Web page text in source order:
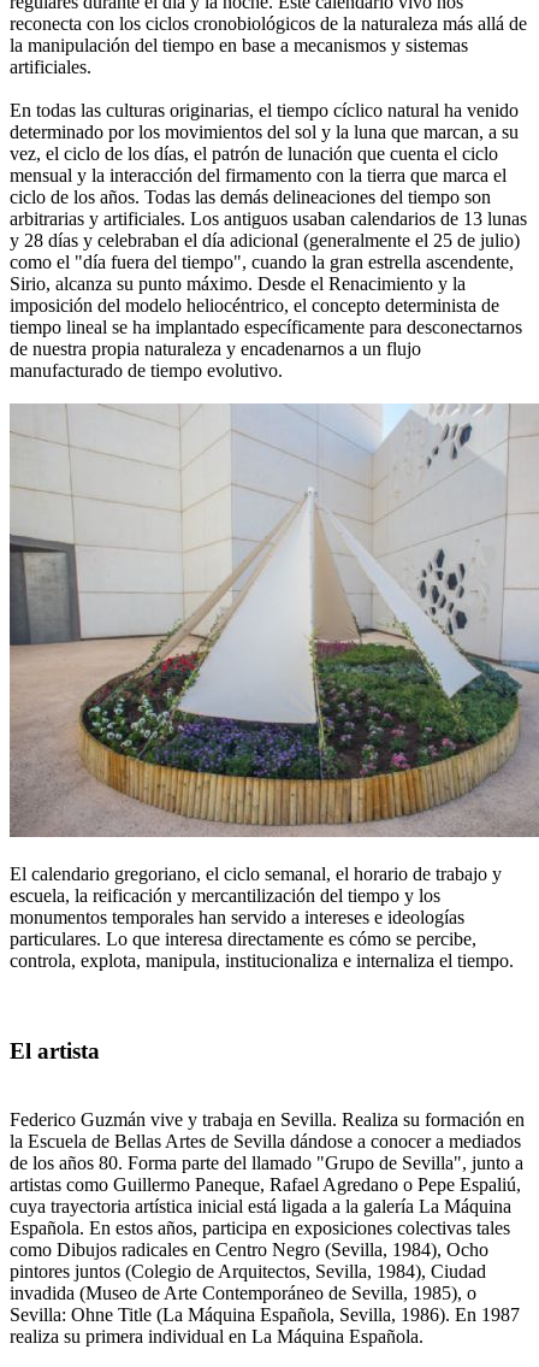
reconecta con los ciclos cronobiológicos de la naturaleza más allá de
la manipulación del tiempo en base a mecanismos y sistemas
artificiales.
En todas las culturas originarias, el tiempo cíclico natural ha venido
determinado por los movimientos del sol y la luna que marcan, a su
vez, el ciclo de los días, el patrón de lunación que cuenta el ciclo
mensual y la interacción del firmamento con la tierra que marca el
ciclo de los años. Todas las demás delineaciones del tiempo son
arbitrarias y artificiales. Los antiguos usaban calendarios de 13 lunas
y 28 días y celebraban el día adicional (generalmente el 25 de julio)
como el "día fuera del tiempo", cuando la gran estrella ascendente,
Sirio, alcanza su punto máximo. Desde el Renacimiento y la
imposición del modelo heliocéntrico, el concepto determinista de
tiempo lineal se ha implantado específicamente para desconectarnos
de nuestra propia naturaleza y encadenarnos a un flujo
manufacturado de tiempo evolutivo.
El calendario gregoriano, el ciclo semanal, el horario de trabajo y
escuela, la reificación y mercantilización del tiempo y los
monumentos temporales han servido a intereses e ideologías
particulares. Lo que interesa directamente es cómo se percibe,
controla, explota, manipula, institucionaliza e internaliza el tiempo.
El artista
Federico Guzmán vive y trabaja en Sevilla. Realiza su formación en
la Escuela de Bellas Artes de Sevilla dándose a conocer a mediados
de los años 80. Forma parte del llamado "Grupo de Sevilla", junto a
artistas como Guillermo Paneque, Rafael Agredano o Pepe Espaliú,
cuya trayectoria artística inicial está ligada a la galería La Máquina
Española. En estos años, participa en exposiciones colectivas tales
como Dibujos radicales en Centro Negro (Sevilla, 1984), Ocho
pintores juntos (Colegio de Arquitectos, Sevilla, 1984), Ciudad
invadida (Museo de Arte Contemporáneo de Sevilla, 1985), o
Sevilla: Ohne Title (La Máquina Española, Sevilla, 1986). En 1987
realiza su primera individual en La Máquina Española.